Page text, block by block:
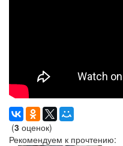
(3 оценок)
Рекомендуем к прочтению: